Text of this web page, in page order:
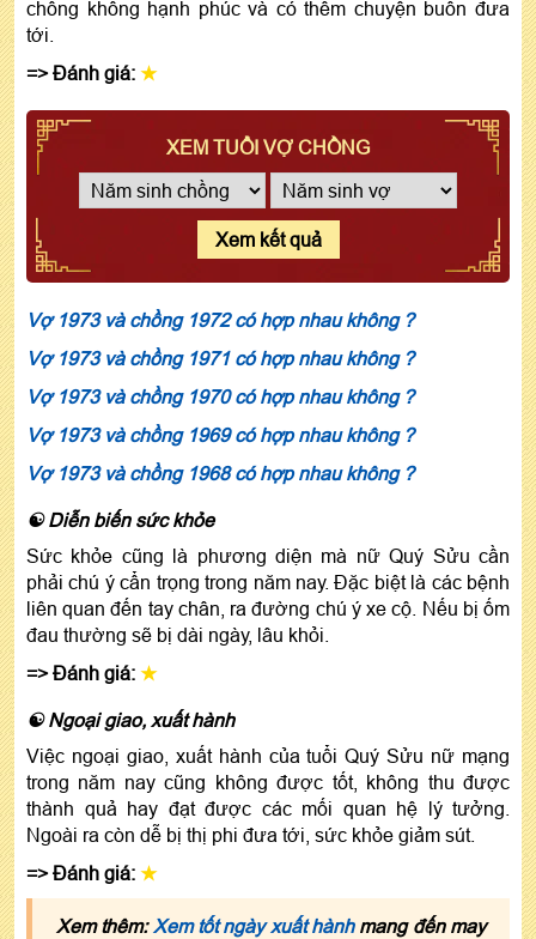
chồng không hạnh phúc và có thêm chuyện buồn đưa
tới.
=> Đánh giá: ★
XEM TUỔI VỢ CHỒNG
Xem kết quả
Vợ 1973 và chồng 1972 có hợp nhau không ?
Vợ 1973 và chồng 1971 có hợp nhau không ?
Vợ 1973 và chồng 1970 có hợp nhau không ?
Vợ 1973 và chồng 1969 có hợp nhau không ?
Vợ 1973 và chồng 1968 có hợp nhau không ?
☯ Diễn biến sức khỏe
Sức khỏe cũng là phương diện mà nữ Quý Sửu cần
phải chú ý cẩn trọng trong năm nay. Đặc biệt là các bệnh
liên quan đến tay chân, ra đường chú ý xe cộ. Nếu bị ốm
đau thường sẽ bị dài ngày, lâu khỏi.
=> Đánh giá: ★
☯ Ngoại giao, xuất hành
Việc ngoại giao, xuất hành của tuổi Quý Sửu nữ mạng
trong năm nay cũng không được tốt, không thu được
thành quả hay đạt được các mối quan hệ lý tưởng.
Ngoài ra còn dễ bị thị phi đưa tới, sức khỏe giảm sút.
=> Đánh giá: ★
Xem thêm: Xem tốt ngày xuất hànhmang đến may